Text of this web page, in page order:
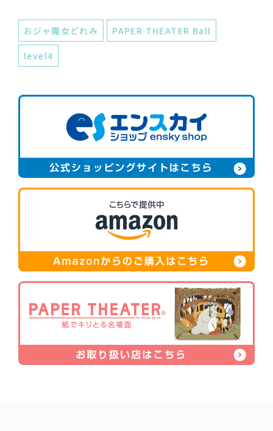
おジャ魔女どれみ PAPER THEATER Ball
level4